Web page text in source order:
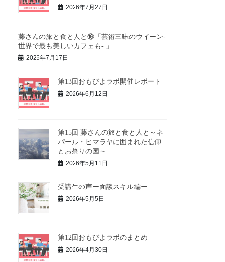
2026年7月27日
藤さんの旅と食と人と⑯「芸術三昧のウイーン-
世界で最も美しいカフェも- 」
2026年7月17日
第13回おもびよラボ開催レポート
2026年6月12日
第15回 藤さんの旅と食と人と～ネ
パール・ヒマラヤに囲まれた信仰
とお祭りの国～
2026年5月11日
受講生の声ー面談スキル編ー
2026年5月5日
第12回おもびよラボのまとめ
2026年4月30日